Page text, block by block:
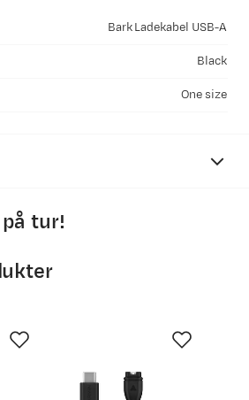
Bark Ladekabel USB-A
Black
One size
tur!